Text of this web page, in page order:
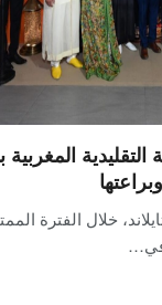
المغربية
خلال الفترة